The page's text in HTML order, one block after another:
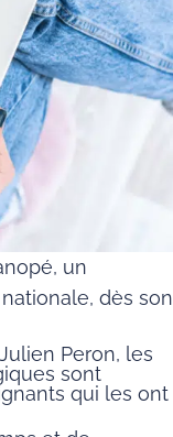
un
dès son
Peron, les
sont
qui les ont